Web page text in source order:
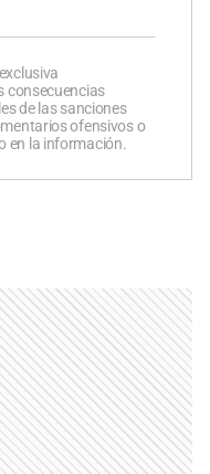
consecuencias
de las sanciones
ofensivos o
en la información.